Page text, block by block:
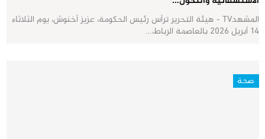
المشهدTV - هيئة التحرير ترأس رئيس الحكومة، عزيز أخنوش، يوم الثلاثاء
14 أبريل 2026 بالعاصمة الرباط،…
صحة